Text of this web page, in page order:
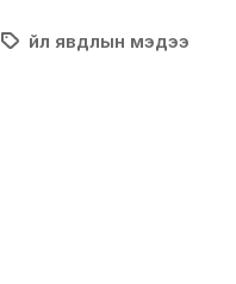
Үйл явдлын мэдээ